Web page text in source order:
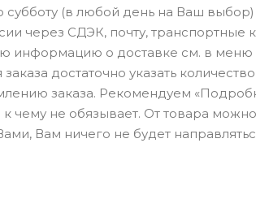
субботу (в любой день на Ваш
через СДЭК, почту, транспортные
информацию о доставке см. в меню
достаточно указать
заказа. Рекомендуем
к чему не обязывает. От товара
Вам ничего не будет